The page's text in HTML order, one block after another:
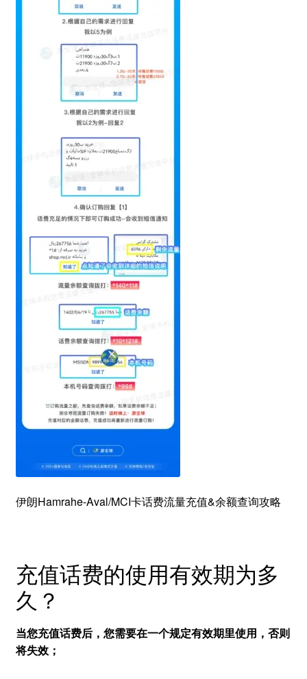
伊朗Hamrahe-Aval/MCI卡话费流量充值&余额查询攻略
充值话费的使用有效期为多
久？
当您充值话费后，您需要在一个规定有效期里使用，否则
将失效；